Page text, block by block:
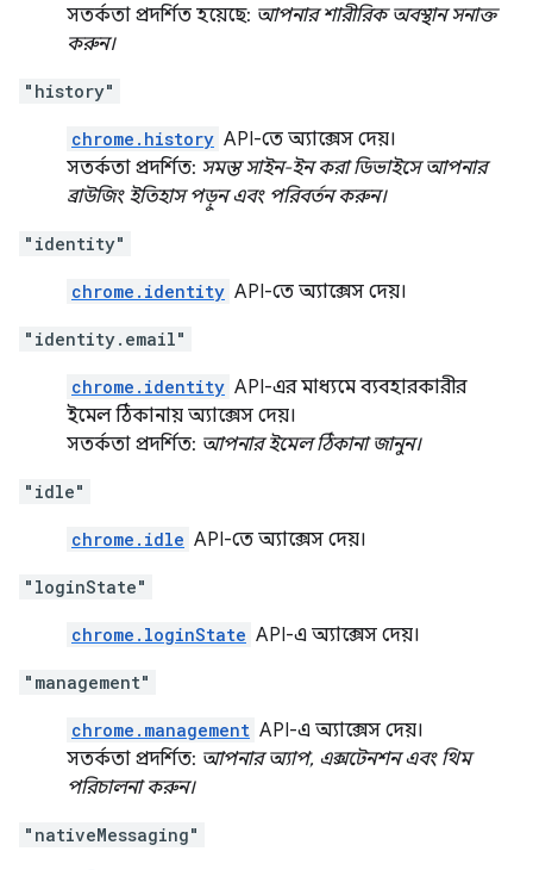
সতর্কতা প্রদর্শিত হয়েছে: আপনার শারীরিক অবস্থান সনাক্ত
করুন।
"history"
chrome.history API-তে অ্যাক্সেস দেয়।
সতর্কতা প্রদর্শিত: সমস্ত সাইন-ইন করা ডিভাইসে আপনার
ব্রাউজিং ইতিহাস পড়ুন এবং পরিবর্তন করুন।
"identity"
chrome.identity API-তে অ্যাক্সেস দেয়।
"identity.email"
chrome.identity API-এর মাধ্যমে ব্যবহারকারীর
ইমেল ঠিকানায় অ্যাক্সেস দেয়।
সতর্কতা প্রদর্শিত: আপনার ইমেল ঠিকানা জানুন।
"idle"
chrome.idle API-তে অ্যাক্সেস দেয়।
"loginState"
chrome.loginState API-এ অ্যাক্সেস দেয়।
"management"
chrome.management API-এ অ্যাক্সেস দেয়।
সতর্কতা প্রদর্শিত: আপনার অ্যাপ, এক্সটেনশন এবং থিম
পরিচালনা করুন।
"nativeMessaging"